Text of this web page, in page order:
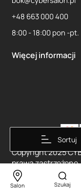
Sortuj
+48 663 000 400
8:00 - 18:00 pon -pt.
Więcej informacji
Copyright 2025
prawa zastrzeżone
Salon Szukaj